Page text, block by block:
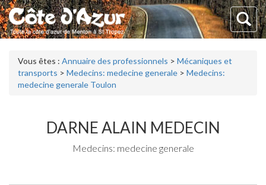
Vous êtes : Annuaire des professionnels > Mécaniques et
transports > Medecins: medecine generale > Medecins:
medecine generale Toulon
DARNE ALAIN MEDECIN
Medecins: medecine generale